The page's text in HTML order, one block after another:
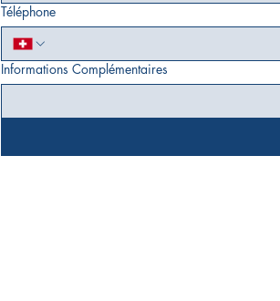
Téléphone
Informations Complémentaires